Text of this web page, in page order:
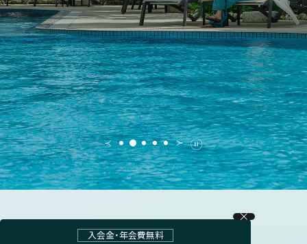
入会金・年会費無料